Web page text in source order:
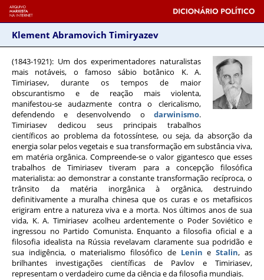
Klement Abramovich Timiryazev
(1843-1921): Um dos experimentadores naturalistas
mais notáveis, o famoso sábio botânico K. A.
Timiriasev, durante os tempos de maior
obscurantismo e de reação mais violenta,
manifestou-se audazmente contra o clericalismo,
defendendo e desenvolvendo o darwinismo.
Timiriasev dedicou seus principais trabalhos
científicos ao problema da fotossíntese, ou seja, da absorção da
energia solar pelos vegetais e sua transformação em substância viva,
em matéria orgânica. Compreende-se o valor gigantesco que esses
trabalhos de Timiriasev tiveram para a concepção filosófica
materialista: ao demonstrar a constante transformação recíproca, o
trânsito da matéria inorgânica à orgânica, destruindo
definitivamente a muralha chinesa que os curas e os metafísicos
erigiram entre a natureza viva e a morta. Nos últimos anos de sua
vida, K. A. Timiriasev acolheu ardentemente o Poder Soviético e
ingressou no Partido Comunista. Enquanto a filosofia oficial e a
filosofia idealista na Rússia revelavam claramente sua podridão e
sua indigência, o materialismo filosófico de Lenin eStalin, as
brilhantes investigações científicas de Pavlov e Timiriasev,
representam o verdadeiro cume da ciência e da filosofia mundiais.